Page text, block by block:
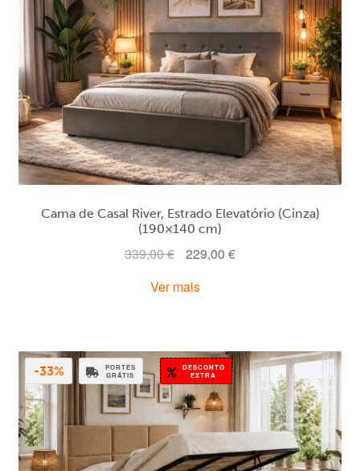
Cama de Casal River, Estrado Elevatório (Cinza)
(190×140 cm)
339,00€
O
original
229,00 €O
Ver mais
PORTES
GRÁTIS
DESCONTO
EXTRA
-33%